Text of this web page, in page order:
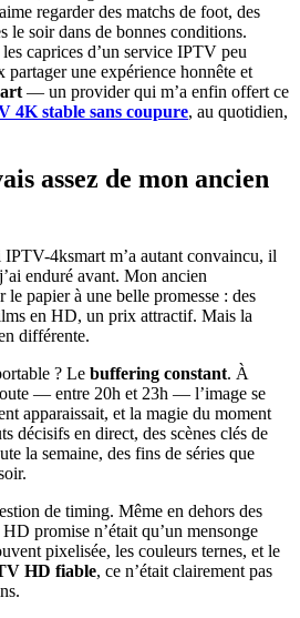
regarder des matchs de foot, des
le soir dans de bonnes conditions.
caprices d’un service IPTV peu
une expérience honnête et
— un provider qui m’a enfin offert ce
4K stable sans coupure, au quotidien,
assez de mon ancien
4ksmart m’a autant convaincu, il
enduré avant. Mon ancien
le papier à une belle promesse : des
en HD, un prix attractif. Mais la
différente.
? Le buffering constant. À
— entre 20h et 23h — l’image se
apparaissait, et la magie du moment
décisifs en direct, des scènes clés de
la semaine, des fins de séries que
de timing. Même en dehors des
promise n’était qu’un mensonge
pixelisée, les couleurs ternes, et le
HD fiable, ce n’était clairement pas